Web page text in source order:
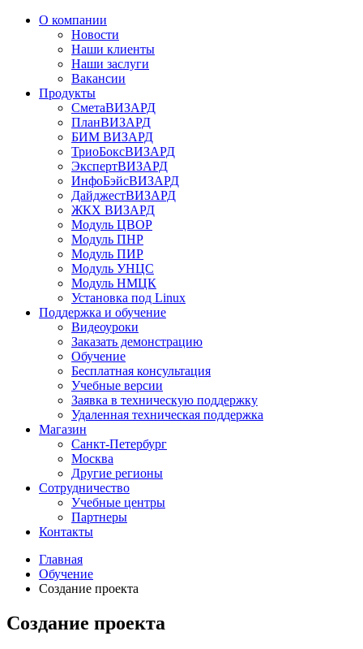
О компании
Новости
Наши клиенты
Наши заслуги
Вакансии
Продукты
СметаВИЗАРД
ПланВИЗАРД
БИМ ВИЗАРД
ТриоБоксВИЗАРД
ЭкспертВИЗАРД
ИнфоБэйсВИЗАРД
ДайджестВИЗАРД
ЖКХ ВИЗАРД
Модуль ЦВОР
Модуль ПНР
Модуль ПИР
Модуль УНЦС
Модуль НМЦК
Установка под Linux
Поддержка и обучение
Видеоуроки
Заказать демонстрацию
Обучение
Бесплатная консультация
Учебные версии
Заявка в техническую поддержку
Удаленная техническая поддержка
Магазин
Санкт-Петербург
Москва
Другие регионы
Сотрудничество
Учебные центры
Партнеры
Контакты
Главная
Обучение
Создание проекта
Создание проекта